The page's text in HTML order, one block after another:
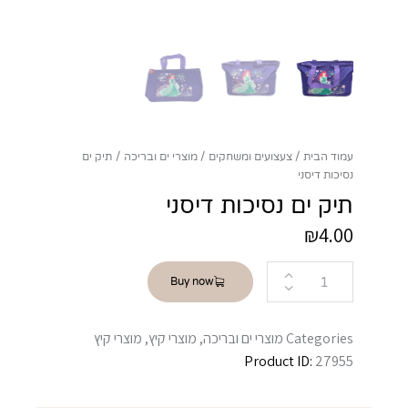
עמוד הבית צעצועים ומשחקים מוצרי ים ובריכה
תיק ים
נסיכות דיסני
תיק ים נסיכות דיסני
₪4.00
Buy now
Categories מוצרי ים ובריכה, מוצרי קיץ, מוצרי קיץ
Product ID: 27955